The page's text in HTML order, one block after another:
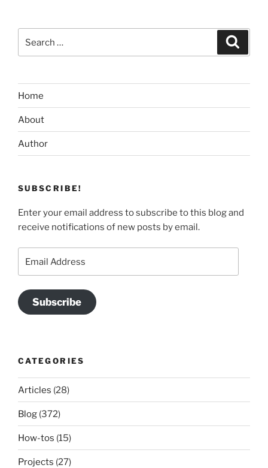
Home
About
Author
SUBSCRIBE!
Enter your email address to subscribe to this blog and
receive notifications of new posts by email.
Subscribe
CATEGORIES
Articles (28)
Blog (372)
How-tos (15)
Projects (27)